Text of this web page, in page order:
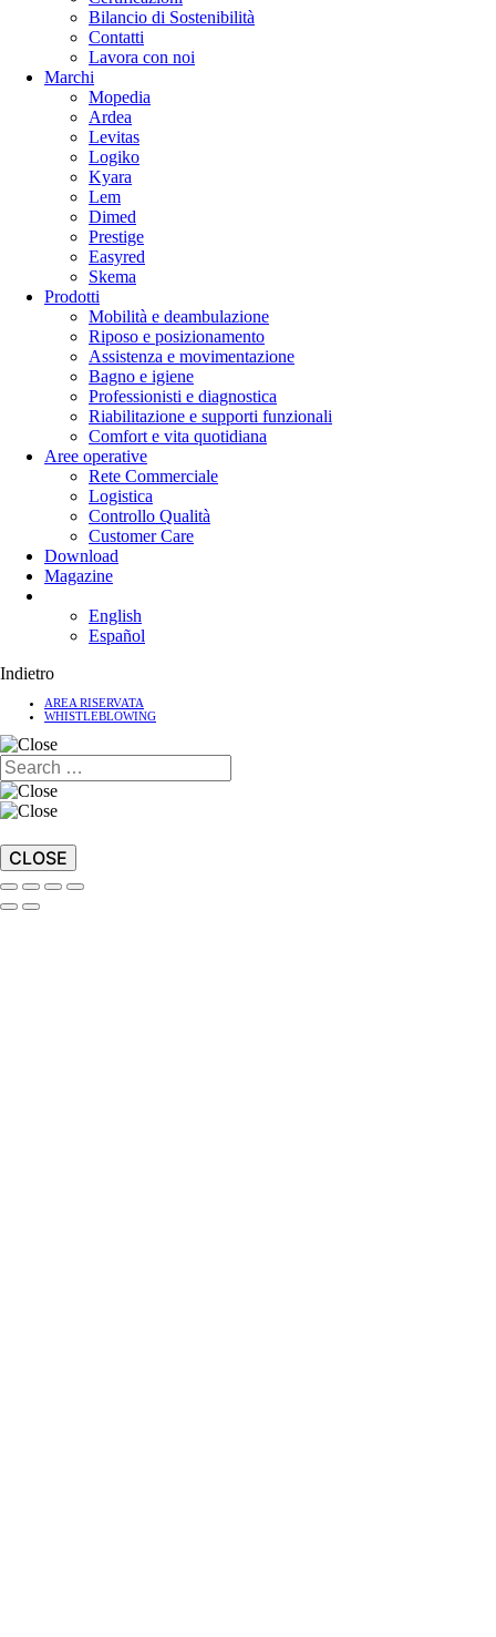
Bilancio di Sostenibilità
Contatti
Lavora con noi
Marchi
Mopedia
Ardea
Levitas
Logiko
Kyara
Lem
Dimed
Prestige
Easyred
Skema
Prodotti
Mobilità e deambulazione
Riposo e posizionamento
Assistenza e movimentazione
Bagno e igiene
Professionisti e diagnostica
Riabilitazione e supporti funzionali
Comfort e vita quotidiana
Aree operative
Rete Commerciale
Logistica
Controllo Qualità
Customer Care
Download
Magazine
English
Español
Indietro
AREA RISERVATA
WHISTLEBLOWING
CLOSE